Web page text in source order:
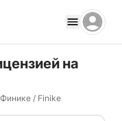
на
Финике / Finike